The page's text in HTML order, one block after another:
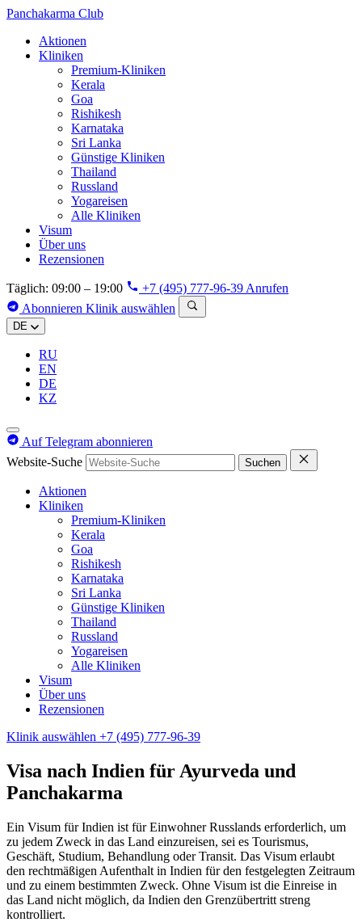
Panchakarma Club
Aktionen
Kliniken
Premium-Kliniken
Kerala
Goa
Rishikesh
Karnataka
Sri Lanka
Günstige Kliniken
Thailand
Russland
Yogareisen
Alle Kliniken
Visum
Über uns
Rezensionen
Täglich: 09:00 – 19:00 +7 (495) 777-96-39 Anrufen
Abonnieren Klinik auswählen
DE
RU
EN
DE
KZ
Auf Telegram abonnieren
Website-Suche
Suchen
Aktionen
Kliniken
Premium-Kliniken
Kerala
Goa
Rishikesh
Karnataka
Sri Lanka
Günstige Kliniken
Thailand
Russland
Yogareisen
Alle Kliniken
Visum
Über uns
Rezensionen
Klinik auswählen +7 (495) 777-96-39
Visa nach Indien für Ayurveda und
Panchakarma
Ein Visum für Indien ist für Einwohner Russlands erforderlich, um
zu jedem Zweck in das Land einzureisen, sei es Tourismus,
Geschäft, Studium, Behandlung oder Transit. Das Visum erlaubt
den rechtmäßigen Aufenthalt in Indien für den festgelegten Zeitraum
und zu einem bestimmten Zweck. Ohne Visum ist die Einreise in
das Land nicht möglich, da Indien den Grenzübertritt streng
kontrolliert.